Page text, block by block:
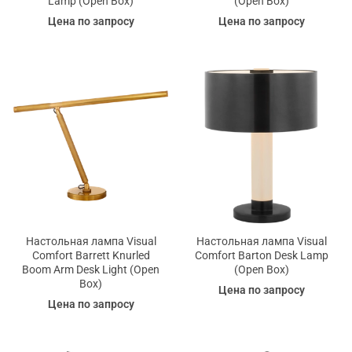
Цена по запросу
Цена по запросу
Настольная лампа Visual
Comfort Barrett Knurled
Boom Arm Desk Light (Open
Box)
Цена по запросу
Настольная лампа Visual
Comfort Barton Desk Lamp
(Open Box)
Цена по запросу